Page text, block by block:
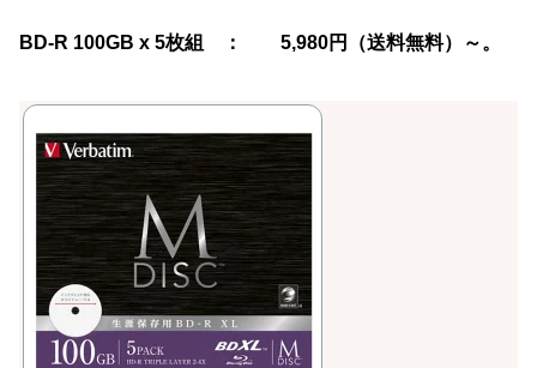
BD-R 100GB x 5枚組 ： 5,980円（送料無料）～。